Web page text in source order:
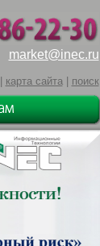
market@inec.ru
карта сайта| поиск